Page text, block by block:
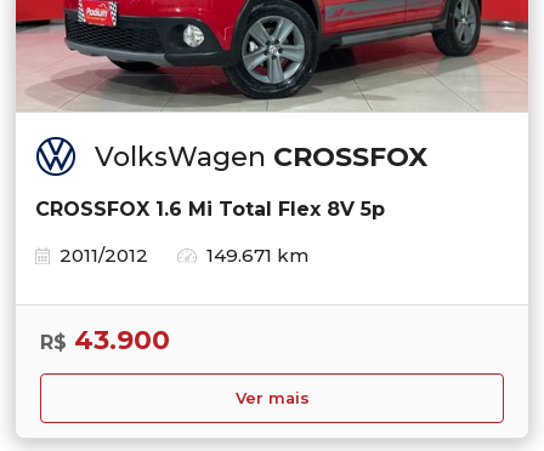
VolksWagen CROSSFOX
CROSSFOX 1.6 Mi Total Flex 8V 5p
2011/2012
149.671 km
R$ 43.900
Ver mais